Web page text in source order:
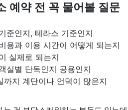
예약 전 꼭 물어볼 질문
준인지, 테라스 기준인지
용과 이용 시간이 어떻게 되는지
실제로 되는지
실별 단독인지 공용인지
까지 계단이나 언덕이 많은지